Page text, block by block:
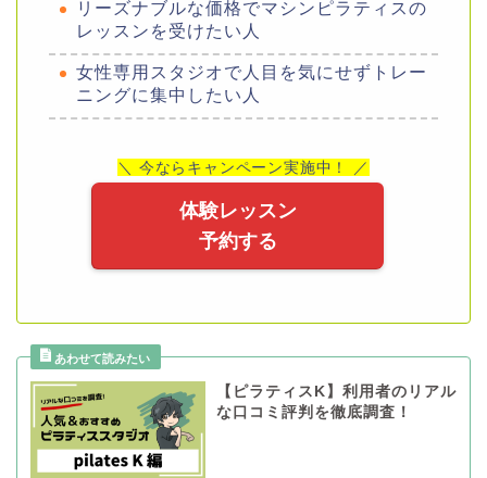
リーズナブルな価格でマシンピラティスの
レッスンを受けたい人
女性専用スタジオで人目を気にせずトレー
ニングに集中したい人
＼ 今ならキャンペーン実施中！ ／
体験レッスン
予約する
【ピラティスK】利用者のリアル
な口コミ評判を徹底調査！